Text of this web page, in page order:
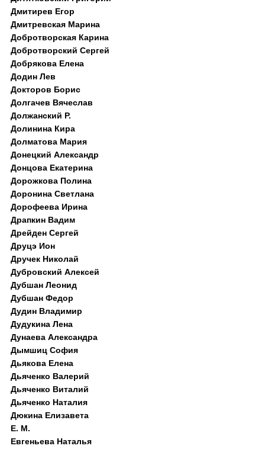
Дмитирев Егор
Дмитревская Марина
Добротворская Карина
Добротворский Сергей
Добрякова Елена
Додин Лев
Докторов Борис
Долгачев Вячеслав
Должанский Р.
Долинина Кира
Долматова Мария
Донецкий Александр
Донцова Екатерина
Дорожкова Полина
Доронина Светлана
Дорофеева Ирина
Драпкин Вадим
Дрейден Сергей
Друцэ Ион
Дручек Николай
Дубровский Алексей
Дубшан Леонид
Дубшан Федор
Дудин Владимир
Дудукина Лена
Дунаева Александра
Дымшиц София
Дьякова Елена
Дьяченко Валерий
Дьяченко Виталий
Дьяченко Наталия
Дюкина Елизавета
Е. М.
Евгеньева Наталья